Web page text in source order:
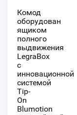
Комод
оборудован
ящиком
полного
выдвижения
LegraBox
с
инновационной
системой
Tip-
On
Blumotion